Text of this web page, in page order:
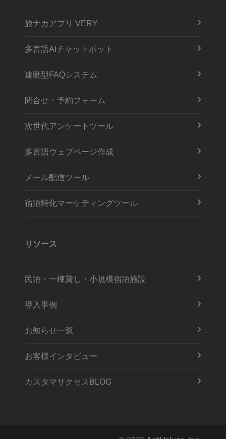
旅ナカアプリ VERY
多言語AIチャットボット
連動型FAQシステム
問合せ・予約フォーム
次世代アンケートツール
多言語ウェブページ作成
メール配信ツール
宿泊特化マーケティングツール
リソース
民泊・一棟貸し・小規模宿泊施設
導入事例
お知らせ一覧
お客様インタビュー
カスタマサクセスBLOG